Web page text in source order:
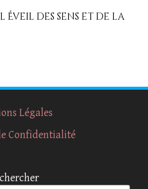
des sens et de la
Légales
Confidentialité